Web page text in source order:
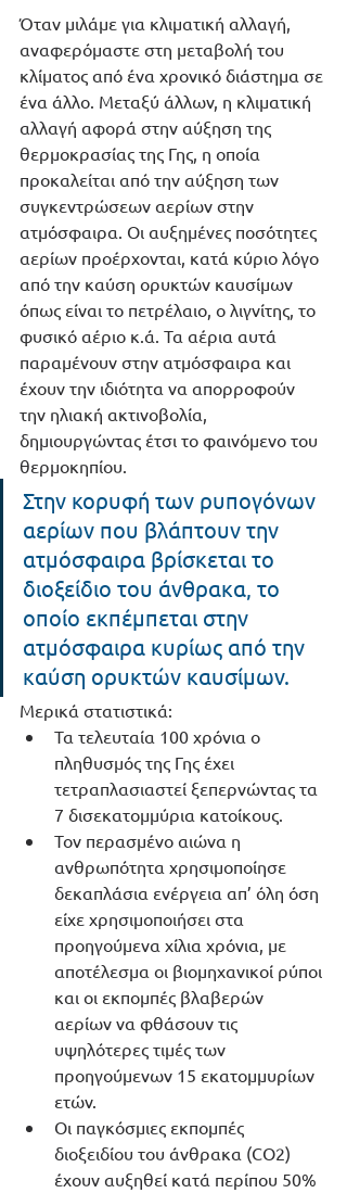
Όταν μιλάμε για κλιματική αλλαγή,
αναφερόμαστε στη μεταβολή του
κλίματος από ένα χρονικό διάστημα σε
ένα άλλο. Μεταξύ άλλων, η κλιματική
αλλαγή αφορά στην αύξηση της
θερμοκρασίας της Γης, η οποία
προκαλείται από την αύξηση των
συγκεντρώσεων αερίων στην
ατμόσφαιρα. Οι αυξημένες ποσότητες
αερίων προέρχονται, κατά κύριο λόγο
από την καύση ορυκτών καυσίμων
όπως είναι το πετρέλαιο, ο λιγνίτης, το
φυσικό αέριο κ.ά. Τα αέρια αυτά
παραμένουν στην ατμόσφαιρα και
έχουν την ιδιότητα να απορροφούν
την ηλιακή ακτινοβολία,
δημιουργώντας έτσι το φαινόμενο του
θερμοκηπίου.
Στην κορυφή των ρυπογόνων
αερίων που βλάπτουν την
ατμόσφαιρα βρίσκεται το
διοξείδιο του άνθρακα, το
οποίο εκπέμπεται στην
ατμόσφαιρα κυρίως από την
καύση ορυκτών καυσίμων.
Μερικά στατιστικά:
Τα τελευταία 100 χρόνια ο
πληθυσμός της Γης έχει
τετραπλασιαστεί ξεπερνώντας τα
7 δισεκατομμύρια κατοίκους.
Τον περασμένο αιώνα η
ανθρωπότητα χρησιμοποίησε
δεκαπλάσια ενέργεια απ’ όλη όση
είχε χρησιμοποιήσει στα
προηγούμενα χίλια χρόνια, με
αποτέλεσμα οι βιομηχανικοί ρύποι
και οι εκπομπές βλαβερών
αερίων να φθάσουν τις
υψηλότερες τιμές των
προηγούμενων 15 εκατομμυρίων
ετών.
Οι παγκόσμιες εκπομπές
διοξειδίου του άνθρακα (CO2)
έχουν αυξηθεί κατά περίπου 50%